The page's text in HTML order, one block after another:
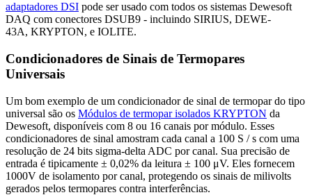
adaptadores DSI pode ser usado com todos os sistemas Dewesoft
DAQ com conectores DSUB9 - incluindo SIRIUS, DEWE-
43A, KRYPTON, e IOLITE.
Condicionadores de Sinais de Termopares
Universais
Um bom exemplo de um condicionador de sinal de termopar do tipo
universal são os Módulos de termopar isolados KRYPTON da
Dewesoft, disponíveis com 8 ou 16 canais por módulo. Esses
condicionadores de sinal amostram cada canal a 100 S / s com uma
resolução de 24 bits sigma-delta ADC por canal. Sua precisão de
entrada é tipicamente ± 0,02% da leitura ± 100 μV. Eles fornecem
1000V de isolamento por canal, protegendo os sinais de milivolts
gerados pelos termopares contra interferências.